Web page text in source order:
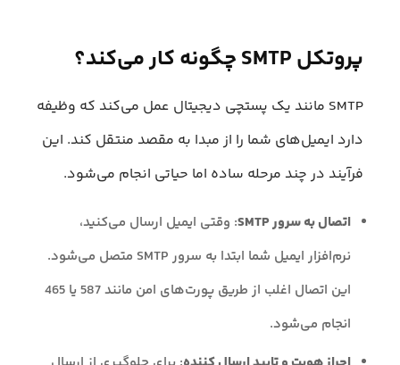
پروتکل SMTP چگونه کار می‌کند؟
SMTP مانند یک پستچی دیجیتال عمل می‌کند که وظیفه
دارد ایمیل‌های شما را از مبدا به مقصد منتقل کند. این
فرآیند در چند مرحله ساده اما حیاتی انجام می‌شود.
اتصال به سرور SMTP
: وقتی ایمیل ارسال می‌کنید،
نرم‌افزار ایمیل شما ابتدا به سرور SMTP متصل می‌شود.
این اتصال اغلب از طریق پورت‌های امن مانند 587 یا 465
انجام می‌شود.